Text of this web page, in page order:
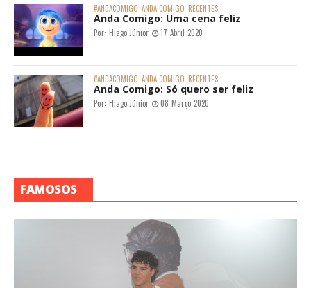
#ANDACOMIGO ANDA COMIGO RECENTES
Anda Comigo: Uma cena feliz
Por: Hiago Júnior 17 Abril 2020
#ANDACOMIGO ANDA COMIGO RECENTES
Anda Comigo: Só quero ser feliz
Por: Hiago Júnior 08 Março 2020
FAMOSOS